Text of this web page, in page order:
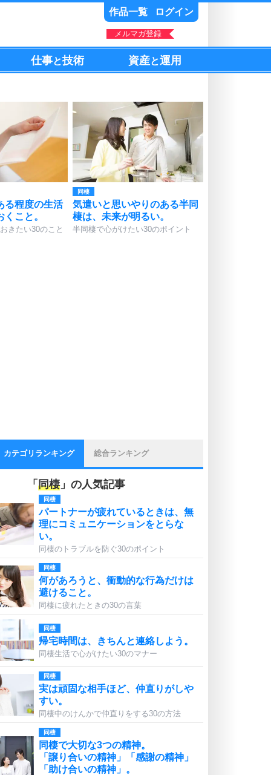
作品一覧 ログイン
メルマガ登録
仕事と技術 資産と運用
る程度の生活
こと。
きたい30のこと
同棲
気遣いと思いやりのある半同
棲は、未来が明るい。
半同棲で心がけたい30のポイント
カテゴリランキング 総合ランキング
「 同棲」の人気記事
同棲
パートナーが疲れているときは、無
理にコミュニケーションをとらな
い。
同棲のトラブルを防ぐ30のポイント
同棲
何があろうと、衝動的な行為だけは
避けること。
同棲に疲れたときの30の言葉
同棲
帰宅時間は、きちんと連絡しよう。
同棲生活で心がけたい30のマナー
同棲
実は頑固な相手ほど、仲直りがしや
すい。
同棲中のけんかで仲直りをする30の方法
同棲
同棲で大切な3つの精神。
「譲り合いの精神」「感謝の精神」
「助け合いの精神」。